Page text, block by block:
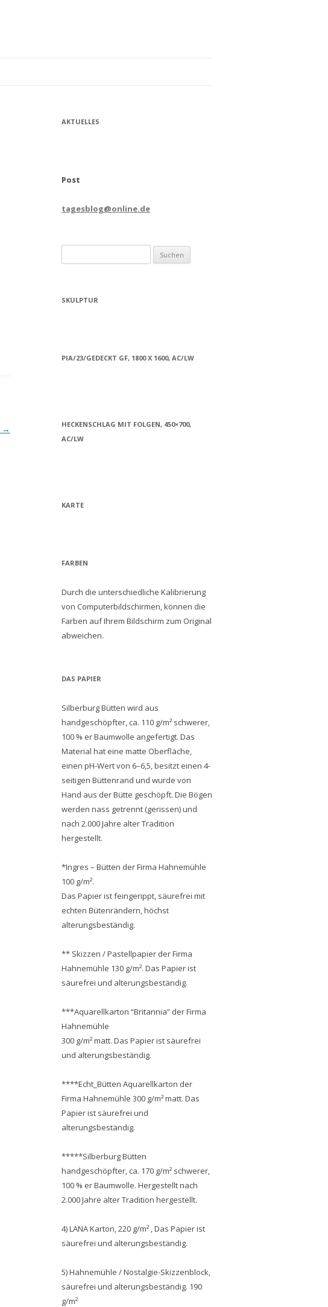
→
AKTUELLES
Post
tagesblog@online.de
nach:
SKULPTUR
PIA/23/GEDECKT GF, 1800 X 1600, AC/LW
HECKENSCHLAG MIT FOLGEN, 450×700,
AC/LW
KARTE
FARBEN
Durch die unterschiedliche Kalibrierung
von Computerbildschirmen, können die
Farben auf Ihrem Bildschirm zum Original
abweichen.
DAS PAPIER
Silberburg Bütten wird aus
handgeschöpfter, ca. 110 g/m² schwerer,
100 % er Baumwolle angefertigt. Das
Material hat eine matte Oberfläche,
einen pH-Wert von 6–6,5, besitzt einen 4-
seitigen Büttenrand und wurde von
Hand aus der Bütte geschöpft. Die Bögen
werden nass getrennt (gerissen) und
nach 2.000 Jahre alter Tradition
hergestellt.
*Ingres – Bütten der Firma Hahnemühle
100 g/m².
Das Papier ist feingerippt, säurefrei mit
echten Bütenrändern, höchst
alterungsbeständig.
** Skizzen / Pastellpapier der Firma
Hahnemühle 130 g/m². Das Papier ist
säurefrei und alterungsbeständig.
***Aquarellkarton “Britannia” der Firma
Hahnemühle
300 g/m² matt. Das Papier ist säurefrei
und alterungsbeständig.
****Echt_Bütten Aquarellkarton der
Firma Hahnemühle 300 g/m² matt. Das
Papier ist säurefrei und
alterungsbeständig.
*****Silberburg Bütten
handgeschöpfter, ca. 170 g/m² schwerer,
100 % er Baumwolle. Hergestellt nach
2.000 Jahre alter Tradition hergestellt.
4) LANA Karton, 220 g/m² , Das Papier ist
säurefrei und alterungsbeständig.
5) Hahnemühle / Nostalgie-Skizzenblock,
säurefrei und alterungsbeständig. 190
g/m²